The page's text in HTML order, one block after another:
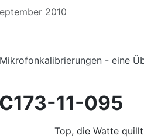
2010
- eine
11-095
Top, die Watte